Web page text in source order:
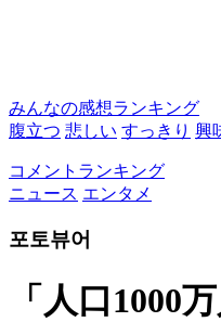
みんなの感想ランキング
腹立つ 悲しい すっきり 興
コメントランキング
ニュース エンタメ
포토뷰어
「人口1000